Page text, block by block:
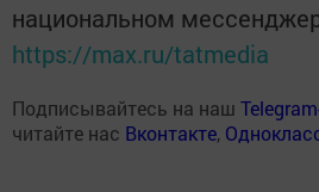
национальном
https://max.ru/tatmedia
Подписывайтесь на наш
читайте нас Вконтакте,